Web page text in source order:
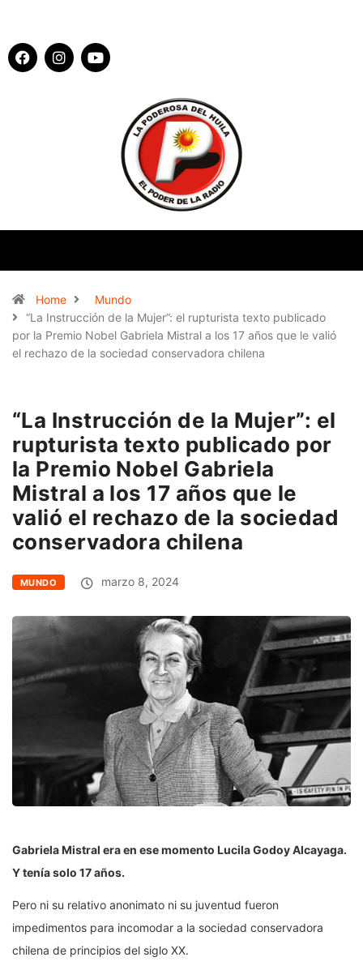
Home
Mundo
“La Instrucción de la Mujer”: el rupturista texto publicado
por la Premio Nobel Gabriela Mistral a los 17 años que le valió
el rechazo de la sociedad conservadora chilena
“La Instrucción de la Mujer”: el
rupturista texto publicado por
la Premio Nobel Gabriela
Mistral a los 17 años que le
valió el rechazo de la sociedad
conservadora chilena
MUNDO marzo 8, 2024
Gabriela Mistral era en ese momento Lucila Godoy Alcayaga.
Y tenía solo 17 años.
Pero ni su relativo anonimato ni su juventud fueron
impedimentos para incomodar a la sociedad conservadora
chilena de principios del siglo XX.